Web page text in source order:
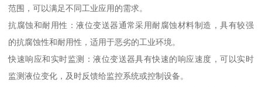
范围，可以满足不同工业应用的需求。
抗腐蚀和耐用性：液位变送器通常采用耐腐蚀材料制造，具有较强
的抗腐蚀性和耐用性，适用于恶劣的工业环境。
快速响应和实时监测：液位变送器具有快速的响应速度，可以实时
监测液位变化，及时反馈给监控系统或控制设备。